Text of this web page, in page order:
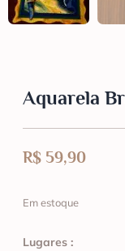
Aquarela
R$ 59,90
Em estoque
Lugares :